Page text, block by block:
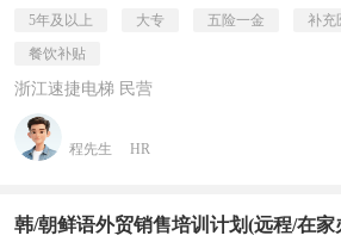
5年及以上 大专 五险一金 补充
餐饮补贴
浙江速捷电梯 民营
程先生 HR
韩/朝鲜语外贸销售培训计划(远程/在家